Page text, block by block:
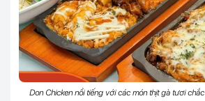
Don Chicken nổi tiếng với các món thịt gà tươi